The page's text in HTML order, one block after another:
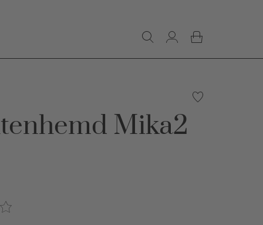
Mika2